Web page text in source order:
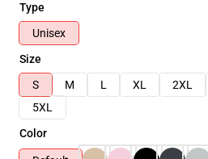
Type
Unisex
Size
S
M L XL 2XL
5XL
Color